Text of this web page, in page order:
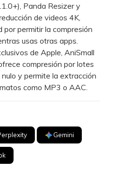
Panda Resizer y
de videos 4K,
por permitir la compresión
usas otras apps.
de Apple, AniSmall
compresión por lotes
y permite la extracción
como MP3 o AAC.
Gemini